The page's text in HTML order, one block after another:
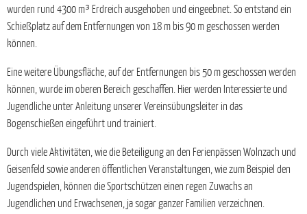
wurden rund 4300 m³ Erdreich ausgehoben und eingeebnet. So entstand ein
Schießplatz auf dem Entfernungen von 18 m bis 90 m geschossen werden
können.
Eine weitere Übungsfläche, auf der Entfernungen bis 50 m geschossen werden
können, wurde im oberen Bereich geschaffen. Hier werden Interessierte und
Jugendliche unter Anleitung unserer Vereinsübungsleiter in das
Bogenschießen eingeführt und trainiert.
Durch viele Aktivitäten, wie die Beteiligung an den Ferienpässen Wolnzach und
Geisenfeld sowie anderen öffentlichen Veranstaltungen, wie zum Beispiel den
Jugendspielen, können die Sportschützen einen regen Zuwachs an
Jugendlichen und Erwachsenen, ja sogar ganzer Familien verzeichnen.